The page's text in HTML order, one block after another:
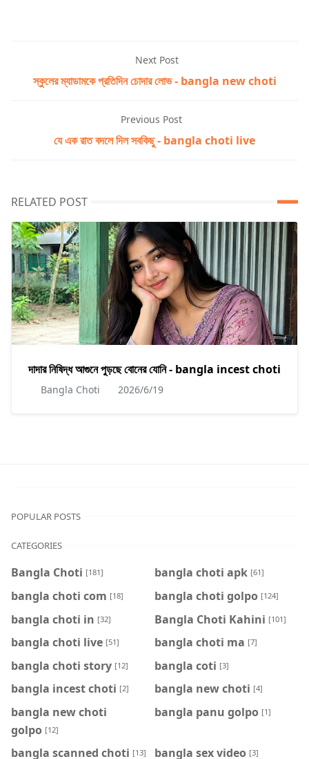
Next Post
স্কুলের ম্যাডামকে প্রতিদিন চোদার লোভ - bangla new choti
Previous Post
যে এক রাত বদলে দিল সবকিছু - bangla choti live
RELATED POST
দাদার নিষিদ্ধ আগুনে পুড়ছে বোনের যোনি - bangla incest choti
Bangla Choti 2026/6/19
POPULAR POSTS
CATEGORIES
Bangla Choti [181] bangla choti apk [61]
bangla choti com [18] bangla choti golpo [124]
bangla choti in [32] Bangla Choti Kahini [101]
bangla choti live [51] bangla choti ma [7]
bangla choti story [12] bangla coti [3]
bangla incest choti [2] bangla new choti [4]
bangla new choti
golpo [12]
bangla panu golpo [1]
bangla scanned choti [13] bangla sex video [3]